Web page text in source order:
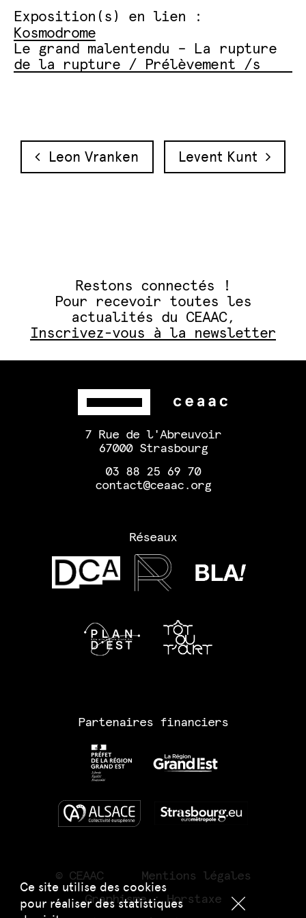
Ce site utilise des cookies
pour réaliser des statistiques
Exposition(s) en lien :
Kosmodrome
Le grand malentendu – La rupture
de la rupture / Prélèvement /s
Navigation des articles
Leon Vranken Levent Kunt
Restons connectés !
Pour recevoir toutes les
actualités du CEAAC,
Inscrivez-vous à la newsletter
7 Rue de l'Abreuvoir
67000 Strasbourg
03 88 25 69 70
contact@ceaac.org
Réseaux
Partenaires financiers
© CEAAC
Mentions légales
Graphisme : Horstaxe